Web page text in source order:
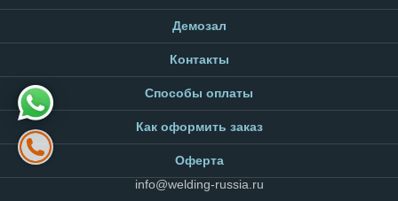
Демозал
Контакты
Способы оплаты
Как оформить заказ
Оферта
info@welding-russia.ru